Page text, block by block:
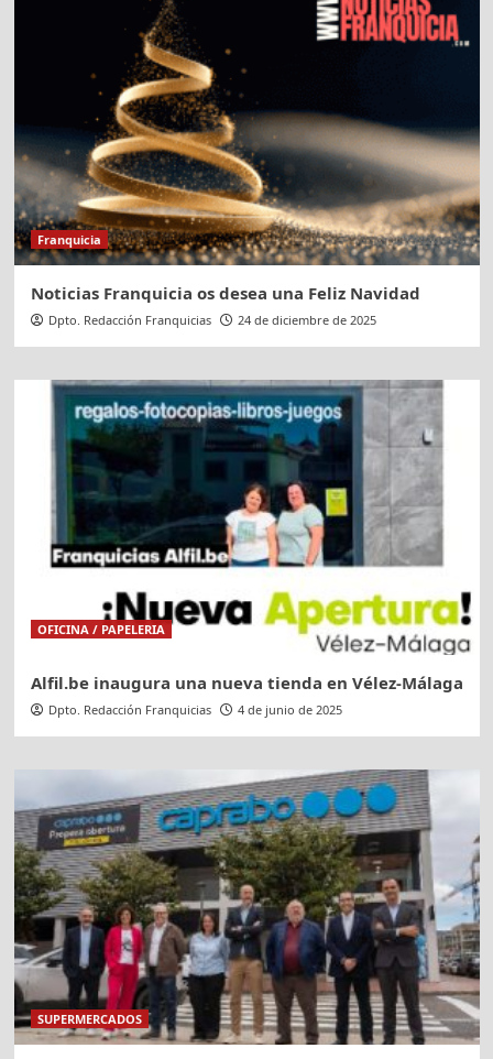
Franquicia
Noticias Franquicia os desea una Feliz Navidad
Dpto. Redacción Franquicias 24 de diciembre de 2025
OFICINA / PAPELERIA
Alfil.be inaugura una nueva tienda en Vélez-Málaga
Dpto. Redacción Franquicias 4 de junio de 2025
SUPERMERCADOS